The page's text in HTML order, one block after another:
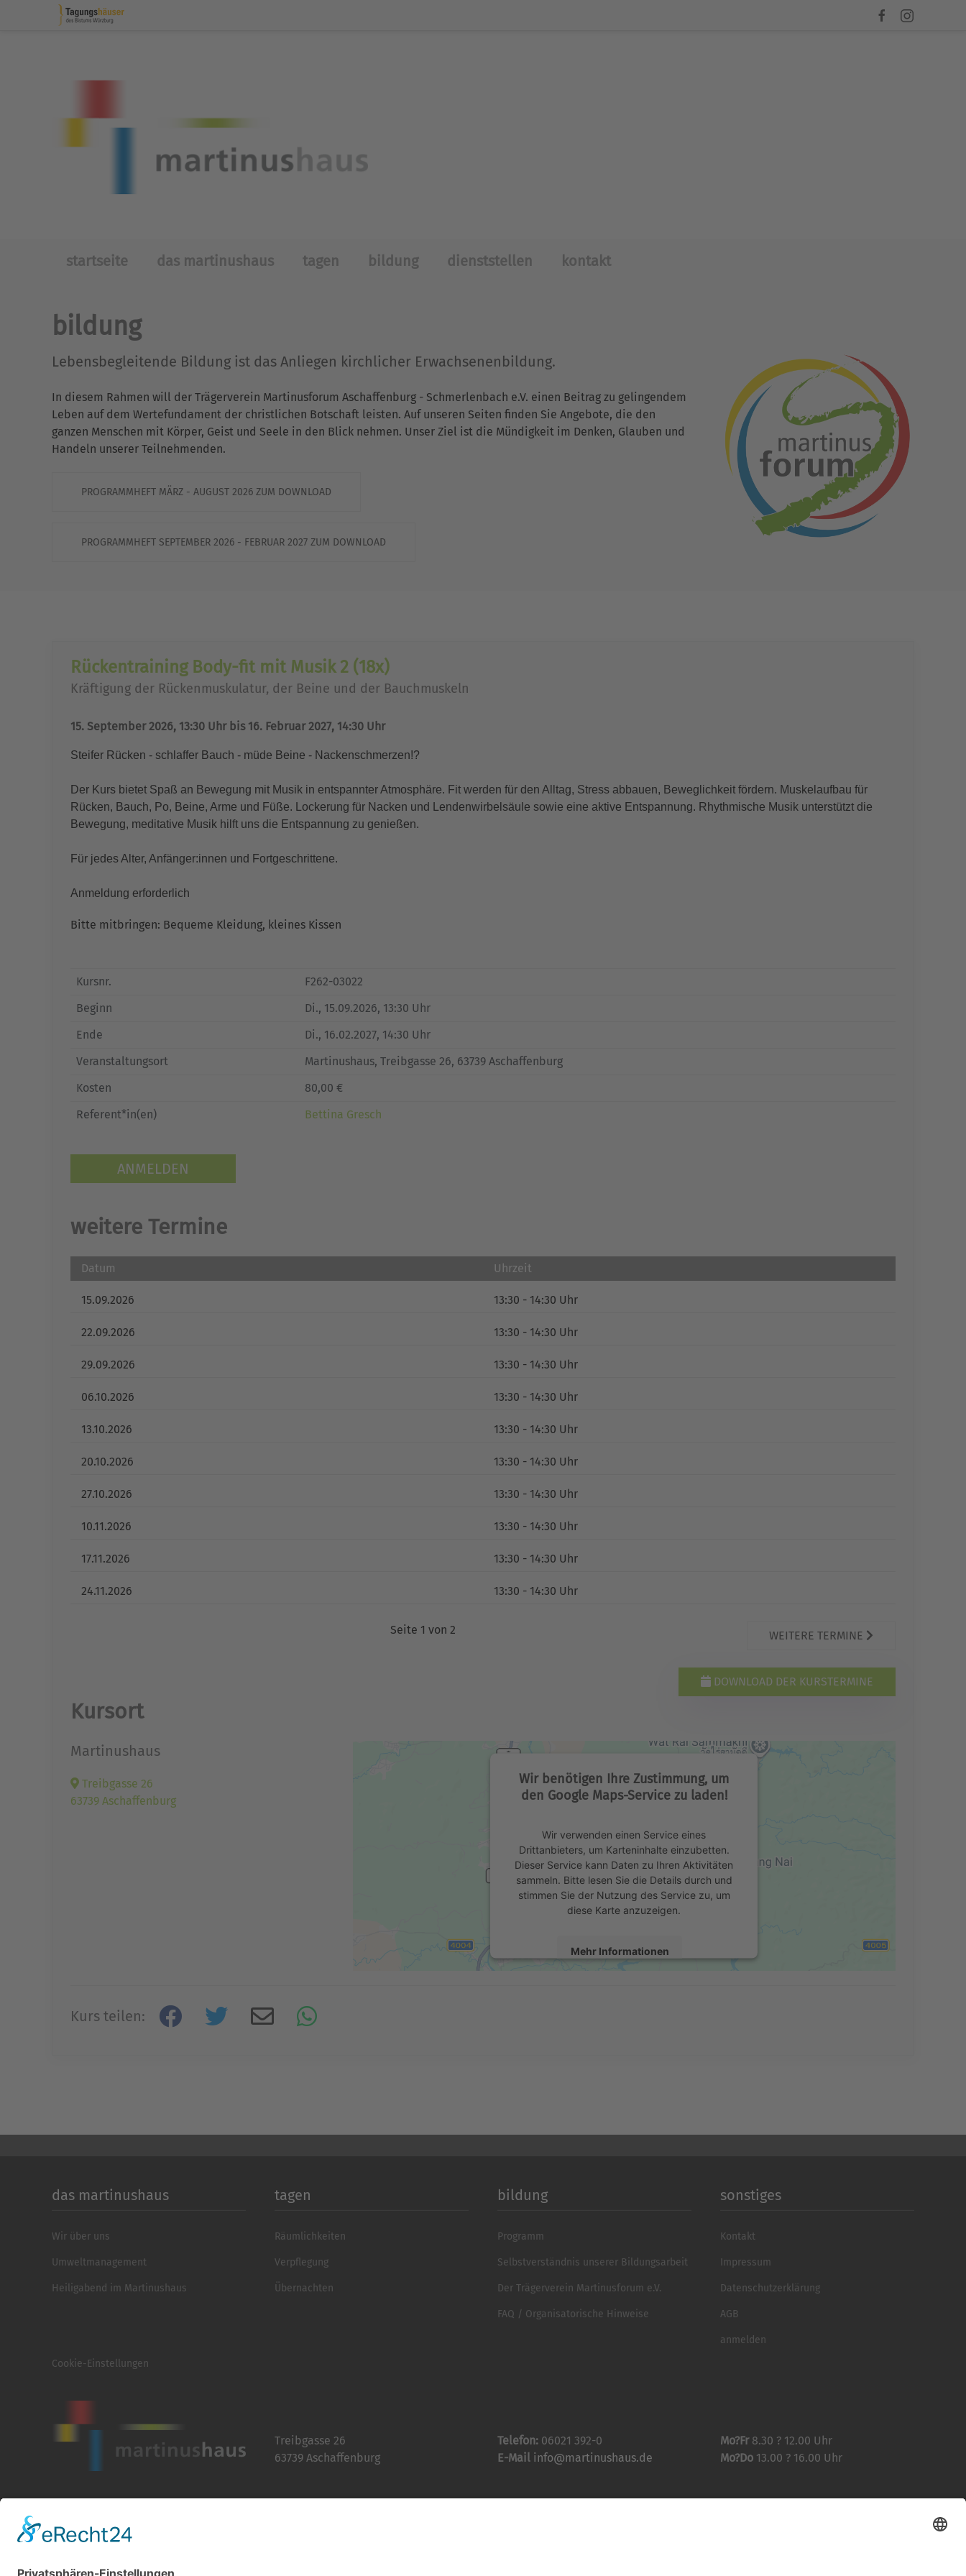
startseite das martinushaus tagen bildung dienststellen kontakt
bildung
Lebensbegleitende Bildung ist das Anliegen kirchlicher Erwachsenenbildung.
In diesem Rahmen will der Trägerverein Martinusforum Aschaffenburg - Schmerlenbach e.V. einen Beitrag zu gelingendem
Leben auf dem Wertefundament der christlichen Botschaft leisten. Auf unseren Seiten finden Sie Angebote, die den
ganzen Menschen mit Körper, Geist und Seele in den Blick nehmen. Unser Ziel ist die Mündigkeit im Denken, Glauben und
Handeln unserer Teilnehmenden.
PROGRAMMHEFT MÄRZ - AUGUST 2026 ZUM DOWNLOAD
PROGRAMMHEFT SEPTEMBER 2026 - FEBRUAR 2027 ZUM DOWNLOAD
Rückentraining Body-fit mit Musik 2 (18x)
Kräftigung der Rückenmuskulatur, der Beine und der Bauchmuskeln
15. September 2026, 13:30 Uhr bis 16. Februar 2027, 14:30 Uhr
Steifer Rücken - schlaffer Bauch - müde Beine - Nackenschmerzen!?
Der Kurs bietet Spaß an Bewegung mit Musik in entspannter Atmosphäre. Fit werden für den Alltag, Stress abbauen, Beweglichkeit fördern. Muskelaufbau für
Rücken, Bauch, Po, Beine, Arme und Füße. Lockerung für Nacken und Lendenwirbelsäule sowie eine aktive Entspannung. Rhythmische Musik unterstützt die
Bewegung, meditative Musik hilft uns die Entspannung zu genießen.
Für jedes Alter, Anfänger:innen und Fortgeschrittene.
Anmeldung erforderlich
Bitte mitbringen: Bequeme Kleidung, kleines Kissen
Kursnr.
F262-03022
Beginn
Di., 15.09.2026, 13:30 Uhr
Ende
Di., 16.02.2027, 14:30 Uhr
Veranstaltungsort
Martinushaus, Treibgasse 26, 63739 Aschaffenburg
Kosten
80,00 €
Referent*in(en)
Bettina Gresch
ANMELDEN
weitere Termine
Datum Uhrzeit
15.09.2026 13:30 - 14:30 Uhr
22.09.2026 13:30 - 14:30 Uhr
29.09.2026 13:30 - 14:30 Uhr
06.10.2026 13:30 - 14:30 Uhr
13.10.2026 13:30 - 14:30 Uhr
20.10.2026 13:30 - 14:30 Uhr
27.10.2026 13:30 - 14:30 Uhr
10.11.2026 13:30 - 14:30 Uhr
17.11.2026 13:30 - 14:30 Uhr
24.11.2026 13:30 - 14:30 Uhr
WEITERE TERMINE
Seite 1 von 2
DOWNLOAD DER KURSTERMINE
Kursort
Martinushaus
Treibgasse 26
63739 Aschaffenburg
Wir benötigen Ihre Zustimmung, um
den Google Maps-Service zu laden!
Wir verwenden einen Service eines
Drittanbieters, um Karteninhalte einzubetten.
Dieser Service kann Daten zu Ihren Aktivitäten
sammeln. Bitte lesen Sie die Details durch und
stimmen Sie der Nutzung des Service zu, um
diese Karte anzuzeigen.
Mehr Informationen
Kurs teilen:
das martinushaus
Wir über uns
Umweltmanagement
Heiligabend im Martinushaus
tagen
Räumlichkeiten
Verpflegung
Übernachten
bildung
Programm
Selbstverständnis unserer Bildungsarbeit
Der Trägerverein Martinusforum e.V.
FAQ / Organisatorische Hinweise
sonstiges
Kontakt
Impressum
Datenschutzerklärung
AGB
anmelden
Cookie-Einstellungen
Treibgasse 26
63739 Aschaffenburg
Telefon: 06021 392-0
E-Mail info@martinushaus.de
Mo?Fr 8.30 ? 12.00 Uhr
Mo?Do 13.00 ? 16.00 Uhr